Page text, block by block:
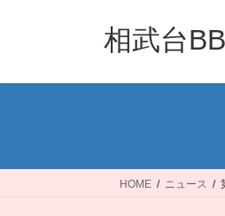
相武台
HOME ニュース